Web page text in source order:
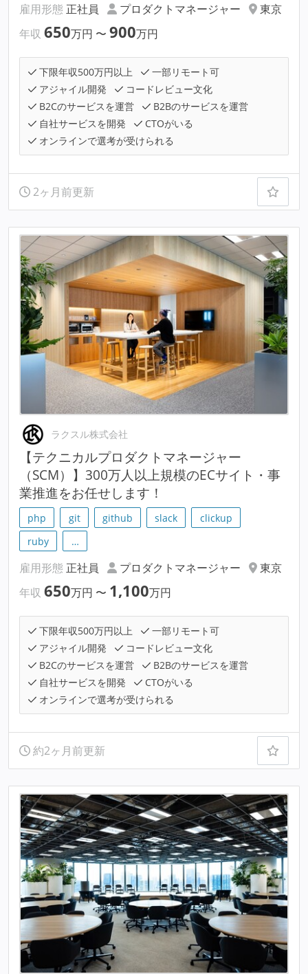
雇用形態 正社員 プロダクトマネージャー
東京
年収 650万円 〜 900万円
下限年収500万円以上
一部リモート可
アジャイル開発
コードレビュー文化
B2Cのサービスを運営
B2Bのサービスを運営
自社サービスを開発
CTOがいる
オンラインで選考が受けられる
2ヶ月前更新
ラクスル株式会社
【テクニカルプロダクトマネージャー
（SCM）】300万人以上規模のECサイト・事
業推進をお任せします！
php git github slack
clickup
ruby
…
雇用形態 正社員 プロダクトマネージャー
東京
年収 650万円 〜 1,100万円
下限年収500万円以上
一部リモート可
アジャイル開発
コードレビュー文化
B2Cのサービスを運営
B2Bのサービスを運営
自社サービスを開発
CTOがいる
オンラインで選考が受けられる
約2ヶ月前更新